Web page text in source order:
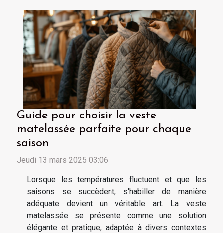
Guide pour choisir la veste
matelassée parfaite pour chaque
saison
Jeudi 13 mars 2025 03:06
Lorsque les températures fluctuent et que les
saisons se succèdent, s'habiller de manière
adéquate devient un véritable art. La veste
matelassée se présente comme une solution
élégante et pratique, adaptée à divers contextes